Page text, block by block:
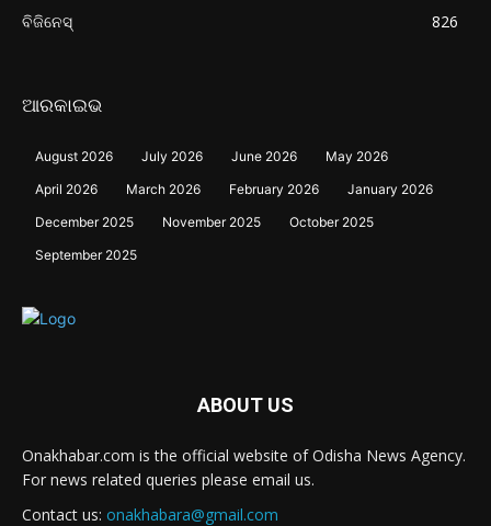
ବିଜିନେସ୍
826
ଆରକାଇଭ
August 2026 July 2026 June 2026
May 2026
April 2026
March 2026 February 2026
January 2026
December 2025
November 2025
October 2025
September 2025
ABOUT US
Onakhabar.com is the official website of Odisha News Agency.
For news related queries please email us.
Contact us: onakhabara@gmail.com